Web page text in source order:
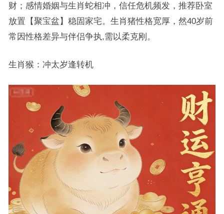
财；感情婚姻与生肖蛇相冲，信任危机频发，推荐卧室
放置【聚宝盆】稳固家宅。生肖猪性格宽厚，然40岁前
常因性格差异与伴侣争执,需以柔克刚。
生肖猴：冲太岁逢转机